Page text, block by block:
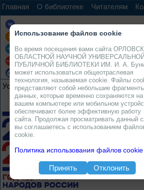
Главная О библиотеке Читателям
Услуги Ресурсы Проекты Электронная
Использование файлов cookie
Во время посещения вами сайта
ОБЛАСТНОЙ НАУЧНОЙ УНИВЕРСАЛЬНОЙ
ПУБЛИЧНОЙ БИБЛИОТЕКИ ИМ. И. А.
может использоваться общеотраслевая
технология, называемая cookie. Файлы
представляют собой небольшие
данных, которые временно сохраняются на
вашем компьютере или мобильном
обеспечивают более эффективную работу
сайта. Продолжая просматривать данный
вы соглашаетесь с использованием
cookie.
Политика использования файлов cookie
Принять Отклонить